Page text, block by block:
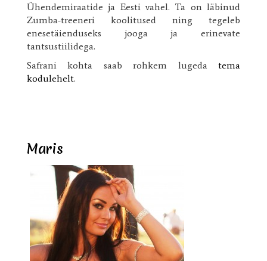
Ühendemiraatide ja Eesti vahel. Ta on läbinud
Zumba-treeneri koolitused ning tegeleb
enesetäienduseks jooga ja erinevate
tantsustiilidega.
Safrani kohta saab rohkem lugeda tema
kodulehelt.
Maris